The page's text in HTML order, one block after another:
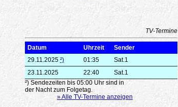
TV-Termine
Datum Uhrzeit
Sender
29.11.2025 ²) 01:35
Sat.1
23.11.2025
22:40
Sat.1
²) Sendezeiten bis 05:00 Uhr sind in
der Nacht zum Folgetag.
» Alle TV-Termine anzeigen